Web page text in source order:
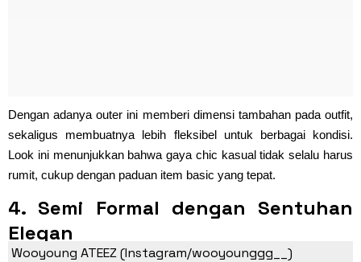
Dengan adanya outer ini memberi dimensi tambahan pada outfit,
sekaligus membuatnya lebih fleksibel untuk berbagai kondisi.
Look ini menunjukkan bahwa gaya chic kasual tidak selalu harus
rumit, cukup dengan paduan item basic yang tepat.
4. Semi Formal dengan Sentuhan
Elegan
Wooyoung ATEEZ (Instagram/wooyounggg__)